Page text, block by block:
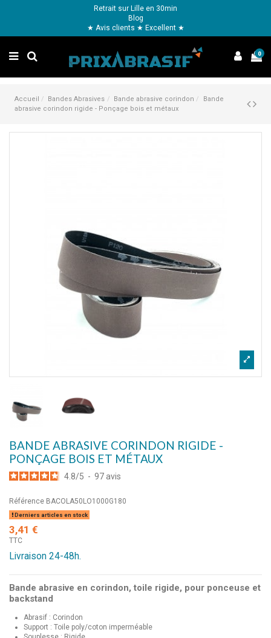
Retrait sur Lille en 30min
Blog
★ Avis clients ★ Excellent ★
0
Accueil Bandes Abrasives Bande abrasive corindon
Bande
abrasive corindon rigide - Ponçage bois et métaux
BANDE ABRASIVE CORINDON RIGIDE -
PONÇAGE BOIS ET MÉTAUX
4.8/5 - 97 avis
Référence BACOLA50LO1000G180
Derniers articles en stock
3,41 €
TTC
Livraison 24-48h.
Bande abrasive en corindon, toile rigide, pour ponceuse et
backstand
Abrasif : Corindon
Support : Toile poly/coton imperméable